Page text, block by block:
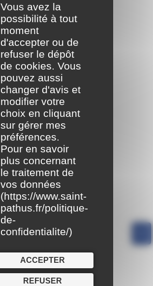
Vous avez la
possibilité à tout
moment
d'accepter ou de
refuser le dépôt
de cookies. Vous
pouvez aussi
changer d'avis et
modifier votre
choix en cliquant
sur gérer mes
préférences.
Pour en savoir
plus concernant
le traitement de
vos données
(https://www.saint-
pathus.fr/politique-
de-
confidentialite/)
ACCEPTER
REFUSER